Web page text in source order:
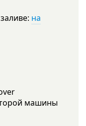
на
машины